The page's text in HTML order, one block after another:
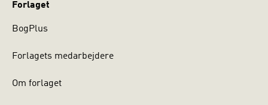
Forlaget
BogPlus
Forlagets medarbejdere
Om forlaget